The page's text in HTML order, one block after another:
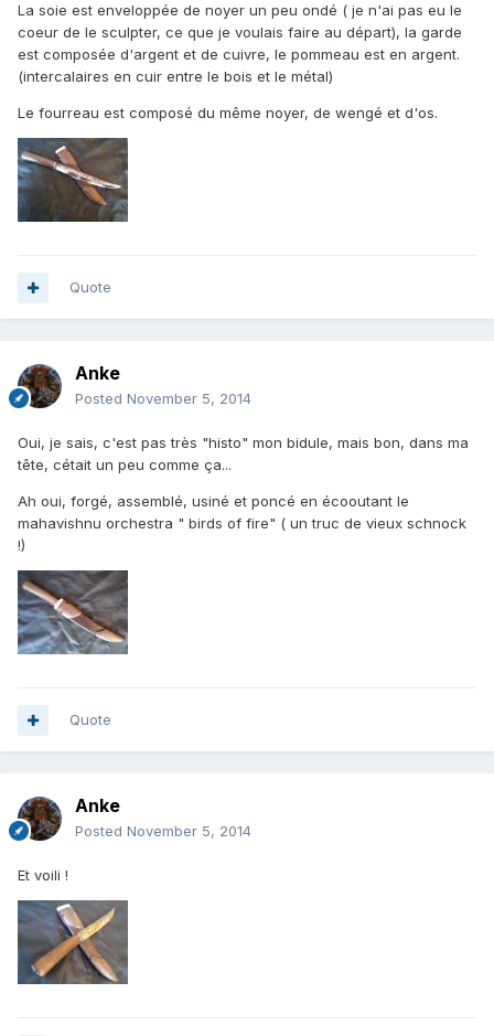
La soie est enveloppée de noyer un peu ondé ( je n'ai pas eu le
coeur de le sculpter, ce que je voulais faire au départ), la garde
est composée d'argent et de cuivre, le pommeau est en argent.
(intercalaires en cuir entre le bois et le métal)
Le fourreau est composé du même noyer, de wengé et d'os.
Quote
Anke
Posted November 5, 2014
Oui, je sais, c'est pas très "histo" mon bidule, mais bon, dans ma
tête, cétait un peu comme ça...
Ah oui, forgé, assemblé, usiné et poncé en écooutant le
mahavishnu orchestra " birds of fire" ( un truc de vieux schnock
!)
Quote
Anke
Posted November 5, 2014
Et voili !